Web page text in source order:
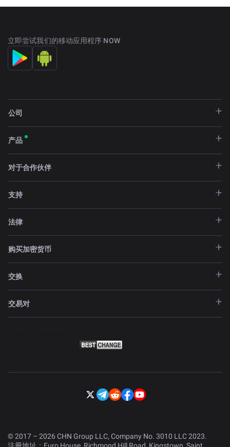
立即尝试我们的移动应用程序 NOW
公司
产品
对于合作伙伴
支持
法律
购买加密货币
交换
交易对
© 2017 – 2026 CHN Group LLC, Company No. 3010 LLC 2023.